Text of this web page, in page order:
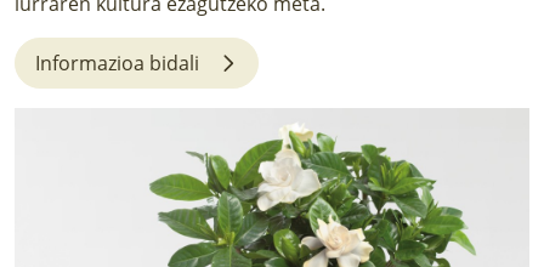
LURRAREN AGENDA
AZOKA
Informazioa bidali